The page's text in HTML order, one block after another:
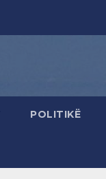
POLITIKË